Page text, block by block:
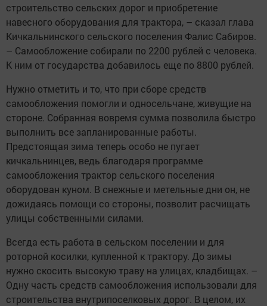
строительство сельских дорог и приобретение
навесного оборудования для трактора, – сказал глава
Кичкальнинского сельского поселения Фалис Сабиров.
– Самообложение собирали по 2200 рублей с человека.
К ним от государства добавилось еще по 8800 рублей.
Нужно отметить и то, что при сборе средств
самообложения помогли и односельчане, живущие на
стороне. Собранная вовремя сумма позволила быстро
выполнить все запланированные работы.
Предстоящая зима теперь особо не пугает
кичкальнинцев, ведь благодаря программе
самообложения трактор сельского поселения
оборудован куном. В снежные и метельные дни он, не
дожидаясь помощи со стороны, позволит расчищать
улицы собственными силами.
Всегда есть работа в сельском поселении и для
роторной косилки, купленной к трактору. До зимы
нужно скосить высокую траву на улицах, кладбищах. –
Одну часть средств самообложения использовали для
строительства внутрипоселковых дорог. В целом, их